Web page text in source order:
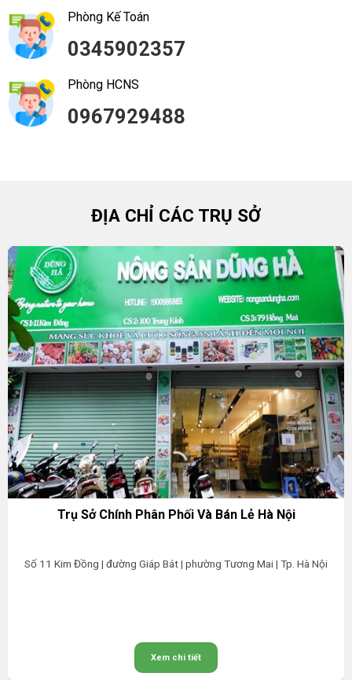
Phòng Kế Toán
0345902357
Phòng HCNS
0967929488
ĐỊA CHỈ CÁC TRỤ SỞ
Trụ Sở Chính Phân Phối Và Bán Lẻ Hà Nội
Số 11 Kim Đồng | đường Giáp Bát | phường Tương Mai | Tp. Hà Nội
Xem chi tiết